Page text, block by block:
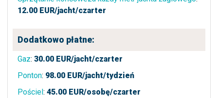
12.00 EUR/jacht/czarter
Dodatkowo płatne:
Gaz: 30.00 EUR/jacht/czarter
Ponton: 98.00 EUR/jacht/tydzień
Pościel: 45.00 EUR/osobę/czarter